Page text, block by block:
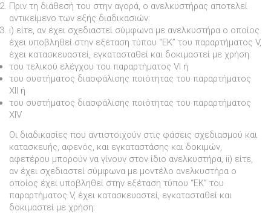
Πριν τη διάθεσή του στην αγορά, ο ανελκυστήρας αποτελεί
αντικείµενο των εξής διαδικασιών:
i) είτε, αν έχει σχεδιαστεί σύµφωνα µε ανελκυστήρα ο οποίος
έχει υποβληθεί στην εξέταση τύπου “ΕΚ” του παραρτήµατος V,
έχει κατασκευαστεί, εγκατασταθεί και δοκιµαστεί µε χρήση:
του τελικού ελέγχου του παραρτήµατος VI ή
του συστήµατος διασφάλισης ποιότητας του παραρτήµατος
XII ή
του συστήµατος διασφάλισης ποιότητας του παραρτήµατος
XIV
Οι διαδικασίες που αντιστοιχούν στις φάσεις σχεδιασµού και
κατασκευής, αφενός, και εγκαταστάσης και δοκιµών,
αφετέρου µπορούν να γίνουν στον ίδιο ανελκυστήρα, ii) είτε,
αν έχει σχεδιαστεί σύµφωνα µε µοντέλο ανελκυστήρα ο
οποίος έχει υποβληθεί στην εξέταση τύπου “ΕΚ” του
παραρτήµατος V, έχει κατασκευαστεί, εγκατασταθεί και
δοκιµαστεί µε χρήση: